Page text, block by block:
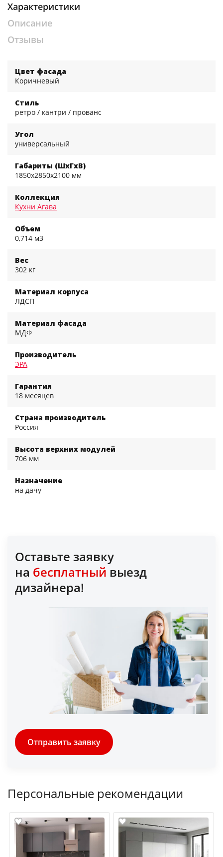
Характеристики
Описание
Отзывы
Цвет фасада
Коричневый
Стиль
ретро / кантри / прованс
Угол
универсальный
Габариты (ШхГхВ)
1850x2850x2100 мм
Коллекция
Кухни Агава
Объем
0,714 м3
Вес
302 кг
Материал корпуса
ЛДСП
Материал фасада
МДФ
Производитель
ЭРА
Гарантия
18 месяцев
Страна производитель
Россия
Высота верхних модулей
706 мм
Назначение
на дачу
Оставьте заявку
на бесплатный выезд
дизайнера!
Отправить заявку
Персональные рекомендации